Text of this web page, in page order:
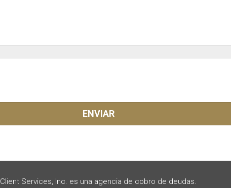
Client Services, Inc. es una agencia de cobro de deudas.